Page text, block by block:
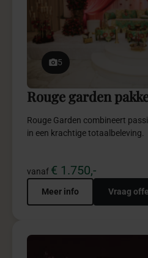
5
Rouge garden
Rouge Garden combineert
in een krachtige totaalbeleving.
vanaf € 1.750,-
Meer info Vraag